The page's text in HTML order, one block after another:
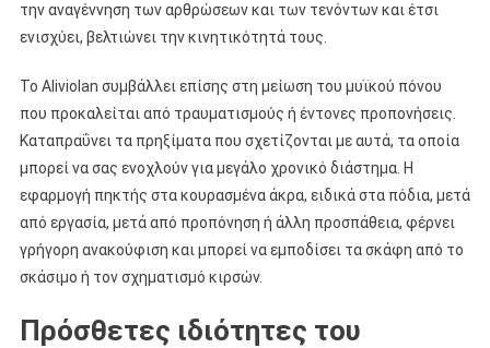
την αναγέννηση των αρθρώσεων και των τενόντων και έτσι
ενισχύει, βελτιώνει την κινητικότητά τους.
Το Aliviolan συμβάλλει επίσης στη μείωση του μυϊκού πόνου
που προκαλείται από τραυματισμούς ή έντονες προπονήσεις.
Καταπραΰνει τα πρηξίματα που σχετίζονται με αυτά, τα οποία
μπορεί να σας ενοχλούν για μεγάλο χρονικό διάστημα. Η
εφαρμογή πηκτής στα κουρασμένα άκρα, ειδικά στα πόδια, μετά
από εργασία, μετά από προπόνηση ή άλλη προσπάθεια, φέρνει
γρήγορη ανακούφιση και μπορεί να εμποδίσει τα σκάφη από το
σκάσιμο ή τον σχηματισμό κιρσών.
Πρόσθετες ιδιότητες του